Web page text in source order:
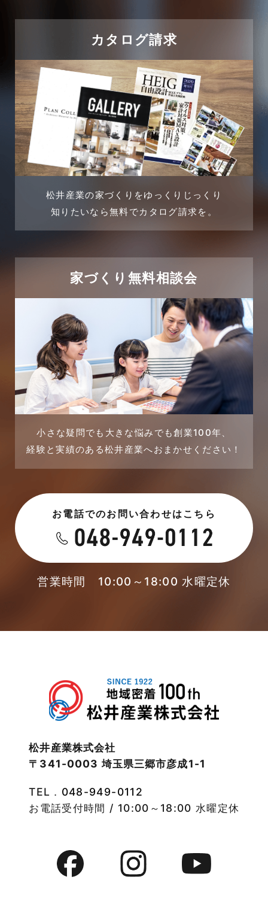
商品情報
土地に関するよくある質問
土地活用事例
土地活用提案
売買物件
太陽光発電活用事例
市民リフォームサービス
店舗・テナント施工事例
戸建賃貸住宅活用事例
採用情報
未分類
未分類
本店-ブログ
東武スカイツリーライン
注文住宅施工事例
物件検索
物件特集
竹ノ塚店-ブログ
貸倉庫・その他
2024年9月
2024年7月
2024年6月
2024年5月
2024年4月
2023年12月
2023年11月
2023年10月
2023年9月
2023年7月
2023年5月
2023年4月
2023年3月
2022年11月
2022年9月
2022年8月
2022年6月
カタログ請求
松井産業の家づくりをゆっくりじっくり
知りたいなら無料でカタログ請求を。
家づくり無料相談会
小さな疑問でも大きな悩みでも創業100年、
経験と実績のある松井産業へおまかせください！
お電話でのお問い合わせはこちら
営業時間 10:00～18:00 水曜定休
松井産業株式会社
〒341-0003 埼玉県三郷市彦成1-1
TEL． 048-949-0112
お電話受付時間 / 10:00～18:00 水曜定休